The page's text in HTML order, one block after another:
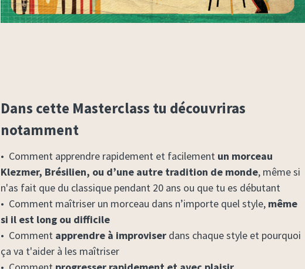
Dans cette Masterclass tu découvriras
notamment
• Comment apprendre rapidement et facilement un morceau
Klezmer, Brésilien, ou d’une autre tradition de monde, même si
n'as fait que du classique pendant 20 ans ou que tu es débutant
• Comment maîtriser un morceau dans n’importe quel style, même
si il est long ou difficile
• Comment apprendre à improviser dans chaque style et pourquoi
ça va t'aider à les maîtriser